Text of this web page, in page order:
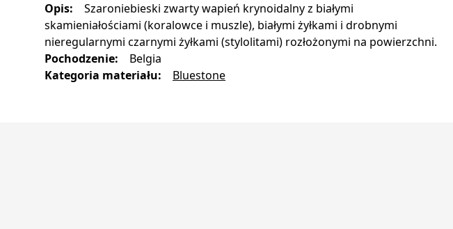
Opis:
Szaroniebieski zwarty wapień krynoidalny z białymi
skamieniałościami (koralowce i muszle), białymi żyłkami i drobnymi
nieregularnymi czarnymi żyłkami (stylolitami) rozłożonymi na powierzchni.
Pochodzenie:
Belgia
Kategoria materiału: Bluestone